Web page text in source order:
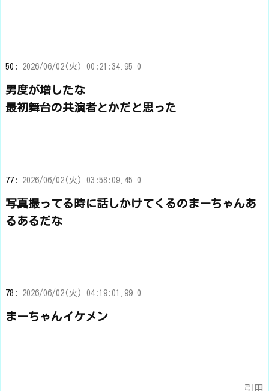
50: 2026/06/02(火) 00:21:34.95 0
男度が増したな
最初舞台の共演者とかだと思った
77: 2026/06/02(火) 03:58:09.45 0
写真撮ってる時に話しかけてくるのまーちゃんあ
るあるだな
78: 2026/06/02(火) 04:19:01.99 0
まーちゃんイケメン
引用